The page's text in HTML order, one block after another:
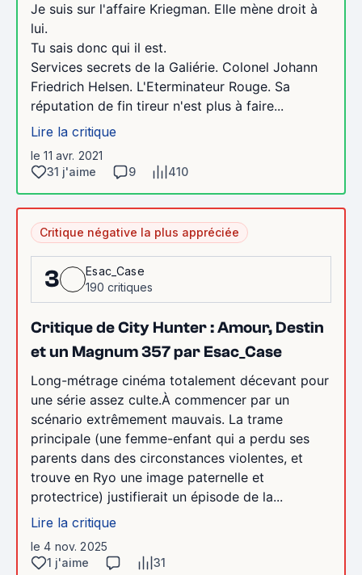
Je suis sur l'affaire Kriegman. Elle mène droit à
lui.
Tu sais donc qui il est.
Services secrets de la Galiérie. Colonel Johann
Friedrich Helsen. L'Eterminateur Rouge. Sa
réputation de fin tireur n'est plus à faire...
Lire la critique
le 11 avr. 2021
31 j'aime
9 410
Critique négative la plus appréciée
3
Esac_Case
190 critiques
Critique de City Hunter : Amour, Destin
et un Magnum 357 par Esac_Case
Long-métrage cinéma totalement décevant pour
une série assez culte.À commencer par un
scénario extrêmement mauvais. La trame
principale (une femme-enfant qui a perdu ses
parents dans des circonstances violentes, et
trouve en Ryo une image paternelle et
protectrice) justifierait un épisode de la...
Lire la critique
le 4 nov. 2025
1 j'aime
31